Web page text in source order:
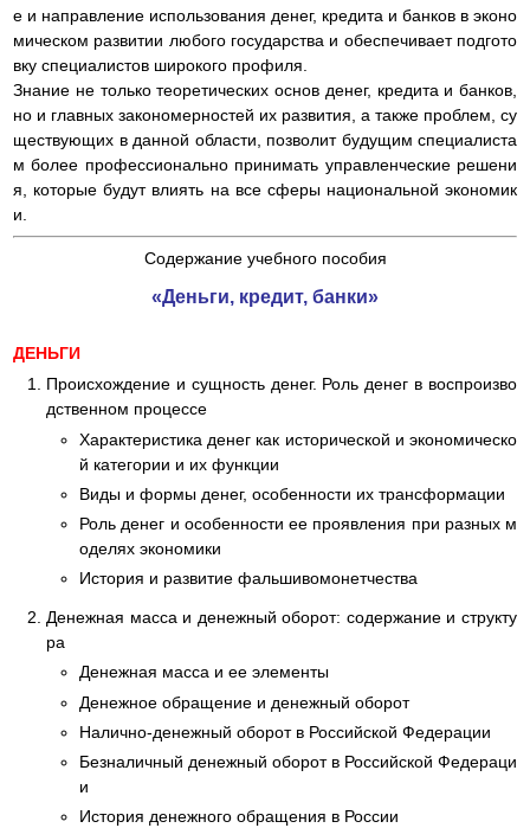
е и направление использования денег, кредита и банков в эконо
мическом развитии любого государства и обеспечивает подгото
вку специалистов широкого профиля.
Знание не только теоретических основ денег, кредита и банков,
но и главных закономерностей их развития, а также проблем, су
ществующих в данной области, позволит будущим специалиста
м более профессионально принимать управленческие решени
я, которые будут влиять на все сферы национальной экономик
и.
Содержание учебного пособия
«Деньги, кредит, банки»
ДЕНЬГИ
Происхождение и сущность денег. Роль денег в воспроизво
дственном процессе
Характеристика денег как исторической и экономическо
й категории и их функции
Виды и формы денег, особенности их трансформации
Роль денег и особенности ее проявления при разных м
оделях экономики
История и развитие фальшивомонетчества
Денежная масса и денежный оборот: содержание и структу
ра
Денежная масса и ее элементы
Денежное обращение и денежный оборот
Налично-денежный оборот в Российской Федерации
Безналичный денежный оборот в Российской Федераци
и
История денежного обращения в России